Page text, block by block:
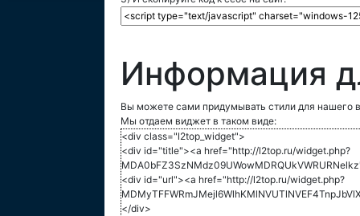
Информация
Вы можете сами придумывать стили для нашего
Мы отдаем виджет в таком виде:
<div class="l2top_widget">
<div id="title"><a href="http://l2top.ru/widget.php?
<div id="url"><a href="http://l2top.ru/widget.php?
</div>